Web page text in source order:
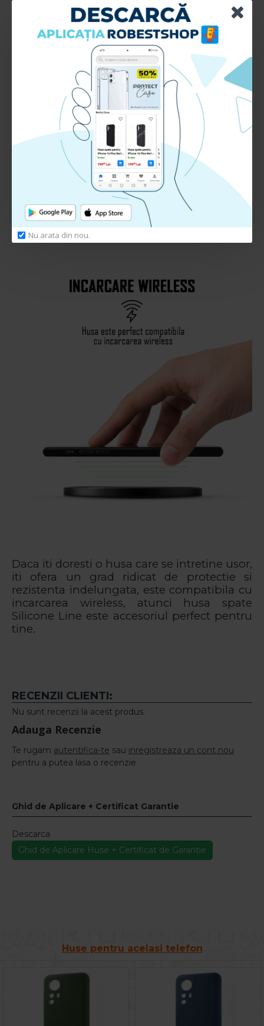
Nu arata din nou.
Interiorul husei este acoperit cu microfibra
special conceputa impotriva zgarieturilor si
aspectului “wet-look” ce apare in timp.
Daca iti doresti o husa care se intretine usor,
iti ofera un grad ridicat de protectie si
rezistenta indelungata, este compatibila cu
incarcarea wireless, atunci husa spate
Silicone Line este accesoriul perfect pentru
tine.
RECENZII CLIENTI:
Nu sunt recenzii la acest produs.
Adauga Recenzie
Te rugam autentifica-te sau inregistreaza un cont nou
pentru a putea lasa o recenzie
Ghid de Aplicare + Certificat Garantie
Descarca
Ghid de Aplicare Huse + Certificat de Garantie
Huse pentru acelasi telefon